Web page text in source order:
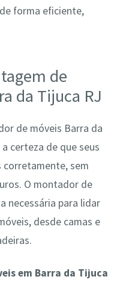
forma eficiente,
de
da Tijuca RJ
de móveis Barra da
certeza de que seus
sem
O montador de
necessária para lidar
desde camas e
em Barra da Tijuca